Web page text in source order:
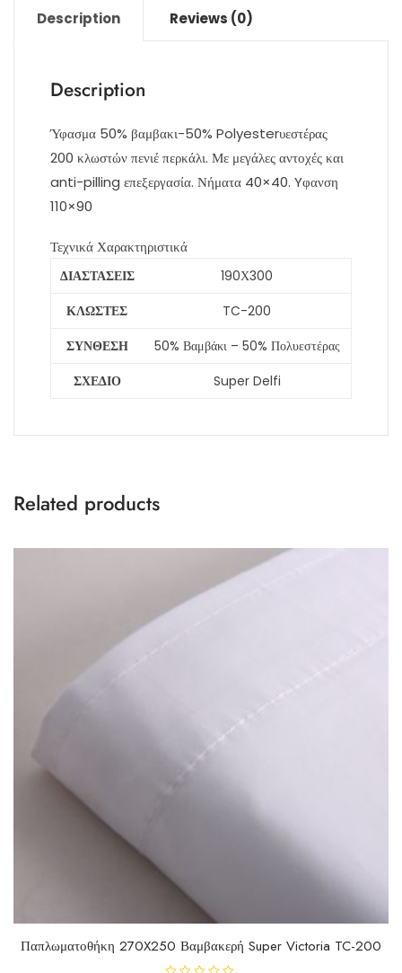
Description Reviews (0)
Description
Ύφασμα 50% βαμβακι-50% Polyesterυεστέρας
200 κλωστών πενιέ περκάλι. Με μεγάλες αντοχές και
anti-pilling επεξεργασία. Νήματα 40×40. Yφανση
110×90
Τεχνικά Χαρακτηριστικά
ΔΙΑΣΤΑΣΕΙΣ
190Χ300
ΚΛΩΣΤΕΣ
TC-200
ΣΥΝΘΕΣΗ
50% Βαμβάκι – 50% Πολυεστέρας
ΣΧΕΔΙΟ
Super Delfi
Related products
Παπλωματοθήκη 270X250 Βαμβακερή Super Victoria TC-200